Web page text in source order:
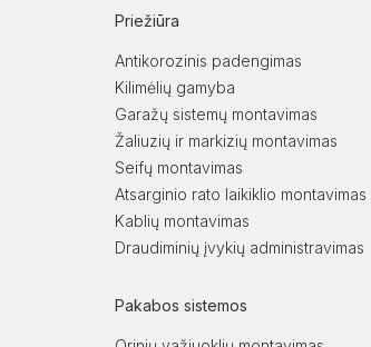
Priežiūra
Antikorozinis padengimas
Kilimėlių gamyba
Garažų sistemų montavimas
Žaliuzių ir markizių montavimas
Seifų montavimas
Atsarginio rato laikiklio montavimas
Kablių montavimas
Draudiminių įvykių administravimas
Pakabos sistemos